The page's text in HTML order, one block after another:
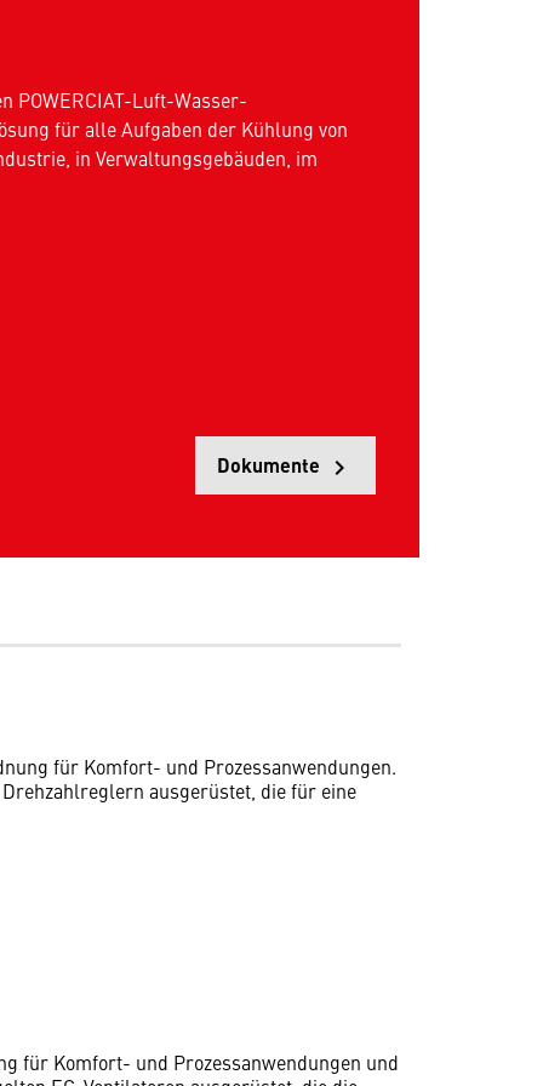
POWERCIAT-Luft-Wasser-
für alle Aufgaben der Kühlung von
in Verwaltungsgebäuden, im
Dokumente keyboard_arrow_rightÖffnet
für Komfort- und Prozessanwendungen.
ausgerüstet, die für eine
für Komfort- und Prozessanwendungen und